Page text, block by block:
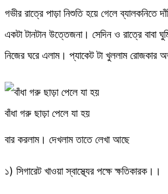
গভীর রাত্রে পাড়া নিশুতি হয়ে গেলে ব্যালকনিতে
একটা টানটান উত্তেজনা। সেদিন ও রাত্রে বাবা
নিজের ঘরে এলাম। প্যাকেট টা খুললাম রোজকার
বাঁধা গরু ছাড়া পেলে যা হয়
বার করলাম। দেখলাম তাতে লেখা আছে
১) সিগারেট খাওয়া স্বাস্থ্যের পক্ষে ক্ষতিকারক।।